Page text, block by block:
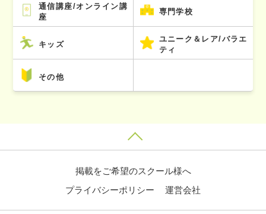
通信講座/オンライン講
座
専門学校
キッズ
ユニーク＆レア/バラエ
ティ
その他
掲載をご希望のスクール様へ
プライバシーポリシー
運営会社